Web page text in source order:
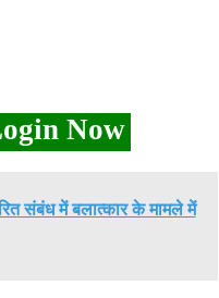
Now
संबंध में बलात्कार के मामले में